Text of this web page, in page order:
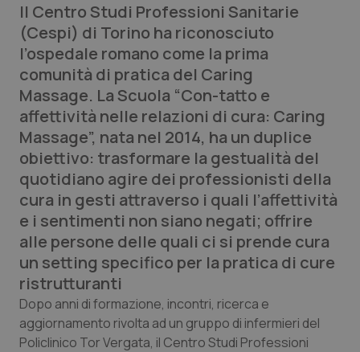
Lettere al direttore
Edizioni Regionali
QS Pro
Professionisti Sanitari.AI
Abruzzo
Basilicata
Calabria
Campania
QS Pro Gold
Artrite & artrosi
Asma & BPCO
Car-T
QS Club Newsletter
Il Centro Studi Professioni Sanitarie
(Cespi) di Torino ha riconosciuto
l’ospedale romano come la prima
comunità di pratica del Caring
Massage. La Scuola “Con-tatto e
affettività nelle relazioni di cura: Caring
Massage”, nata nel 2014, ha un duplice
obiettivo: trasformare la gestualità del
quotidiano agire dei professionisti della
cura in gesti attraverso i quali l’affettività
e i sentimenti non siano negati; offrire
alle persone delle quali ci si prende cura
un setting specifico per la pratica di cure
ristrutturanti
Dopo anni di formazione, incontri, ricerca e
aggiornamento rivolta ad un gruppo di infermieri del
Policlinico Tor Vergata, il Centro Studi Professioni